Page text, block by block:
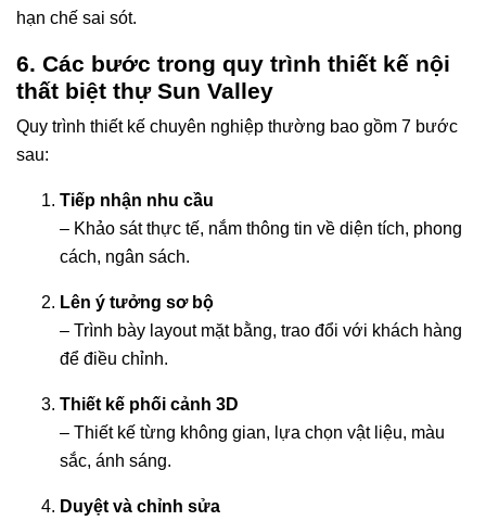
hạn chế sai sót.
6. Các bước trong quy trình thiết kế nội
thất biệt thự Sun Valley
Quy trình thiết kế chuyên nghiệp thường bao gồm 7 bước
sau:
Tiếp nhận nhu cầu
– Khảo sát thực tế, nắm thông tin về diện tích, phong
cách, ngân sách.
Lên ý tưởng sơ bộ
– Trình bày layout mặt bằng, trao đổi với khách hàng
để điều chỉnh.
Thiết kế phối cảnh 3D
– Thiết kế từng không gian, lựa chọn vật liệu, màu
sắc, ánh sáng.
Duyệt và chỉnh sửa